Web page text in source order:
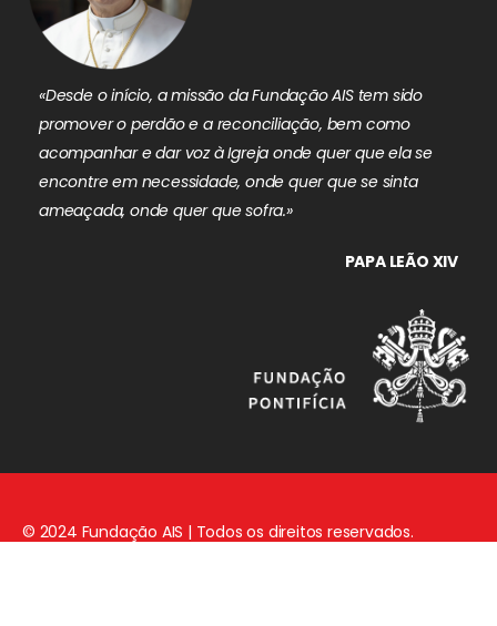
«Desde o início, a missão da Fundação AIS tem sido
promover o perdão e a reconciliação, bem como
acompanhar e dar voz à Igreja onde quer que ela se
encontre em necessidade, onde quer que se sinta
ameaçada, onde quer que sofra.»
PAPA LEÃO XIV
© 2024 Fundação AIS | Todos os direitos reservados.